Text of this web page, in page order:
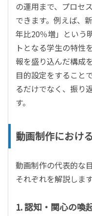
の運用まで、プロセ
できます。例えば、
年比20％増」という
トとなる学生の特性
報を盛り込んだ構成
目的設定をすること
るだけでなく、振り
す。
動画制作におけ
動画制作の代表的な
それぞれを解説します
1.認知・関心の喚